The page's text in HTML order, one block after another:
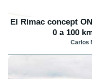
El Rimac concept
0 a 100
Carlos